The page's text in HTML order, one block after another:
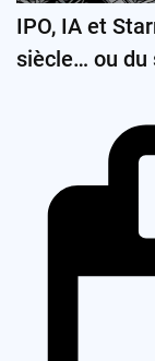
IPO, IA et
siècle… ou du